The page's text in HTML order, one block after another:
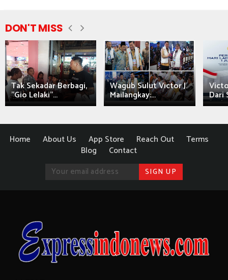
DON'T MISS
Tak Sekadar Berbagi,
"Gio Lelaki"...
Wagub Sulut Victor J.
Mailangkay:... Dari
Home About Us App Store Reach Out
Terms
Blog
Contact